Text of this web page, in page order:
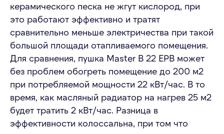
керамического песка не жгут кислород, при
это работают эффективно и тратят
сравнительно меньше электричества при такой
большой площади отапливаемого помещения.
Для сравнения, пушка Master B 22 EPB может
без проблем обогреть помещение до 200 м2
при потребляемой мощности 22 кВт/час. В то
время, как масляный радиатор на нагрев 25 м2
будет тратить 2 кВт/час. Разница в
эффективности колоссальна, при том что